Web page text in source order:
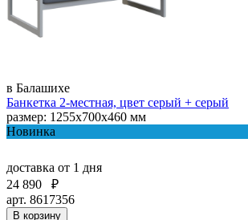
в Балашихе
Банкетка 2-местная, цвет серый + серый
размер: 1255х700х460 мм
Новинка
доставка от 1 дня
24 890
₽
арт. 8617356
В корзину